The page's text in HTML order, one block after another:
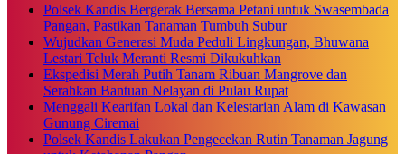
Polsek Kandis Bergerak Bersama Petani untuk Swasembada
Pangan, Pastikan Tanaman Tumbuh Subur
Wujudkan Generasi Muda Peduli Lingkungan, Bhuwana
Lestari Teluk Meranti Resmi Dikukuhkan
Ekspedisi Merah Putih Tanam Ribuan Mangrove dan
Serahkan Bantuan Nelayan di Pulau Rupat
Menggali Kearifan Lokal dan Kelestarian Alam di Kawasan
Gunung Ciremai
Polsek Kandis Lakukan Pengecekan Rutin Tanaman Jagung